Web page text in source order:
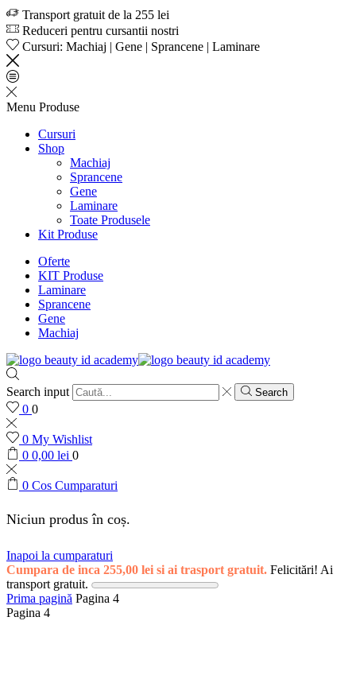
Transport gratuit de la 255 lei
Reduceri pentru cursantii nostri
Cursuri: Machiaj | Gene | Sprancene | Laminare
Menu Produse
Cursuri
Shop
Machiaj
Sprancene
Gene
Laminare
Toate Produsele
Kit Produse
Oferte
KIT Produse
Laminare
Sprancene
Gene
Machiaj
Search input Search
0 0
0 My Wishlist
0 0,00 lei 0
0 Cos Cumparaturi
Niciun produs în coș.
Inapoi la cumparaturi
Cumpara de inca 255,00 lei si ai trasport gratuit. Felicitări! Ai
transport gratuit.
Prima pagină Pagina 4
Pagina 4